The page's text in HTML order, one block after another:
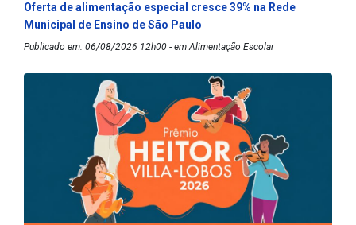
Oferta de alimentação especial cresce 39% na Rede
Municipal de Ensino de São Paulo
Publicado em: 06/08/2026 12h00 - em Alimentação Escolar